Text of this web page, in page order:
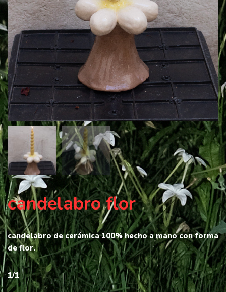
candelabro flor
candelabro de cerámica 100% hecho a mano con forma
de flor.
1/1